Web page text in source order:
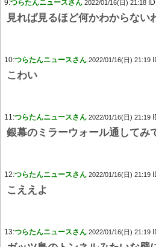
9:つらたんニュースさん 2022/01/16(日) 21:18
見れば見るほど何かわからない
10:つらたんニュースさん 2022/01/16(日) 21:19
こわい
11:つらたんニュースさん 2022/01/16(日) 21:19
銀幕のミラーウォール通してみ
12:つらたんニュースさん 2022/01/16(日) 21:19
こええよ
13:つらたんニュースさん 2022/01/16(日) 21:19